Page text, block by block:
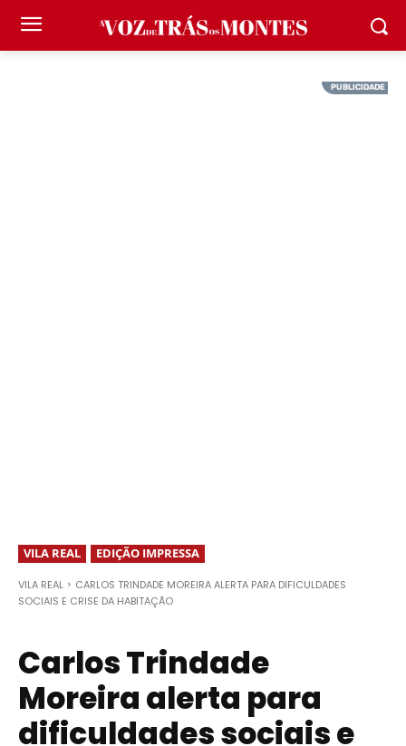
VILA REAL EDIÇÃO IMPRESSA
VILA REAL
CARLOS TRINDADE MOREIRA ALERTA PARA DIFICULDADES
SOCIAIS E CRISE DA HABITAÇÃO
Carlos Trindade
Moreira alerta para
dificuldades sociais e